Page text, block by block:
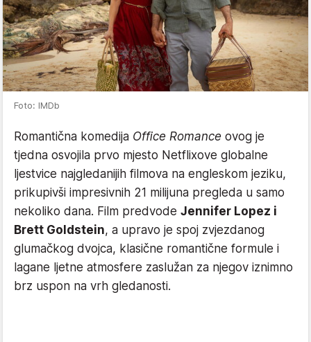
Foto: IMDb
Romantična komedija Office Romance ovog je
tjedna osvojila prvo mjesto Netflixove globalne
ljestvice najgledanijih filmova na engleskom jeziku,
prikupivši impresivnih 21 milijuna pregleda u samo
nekoliko dana. Film predvode Jennifer Lopez i
Brett Goldstein, a upravo je spoj zvjezdanog
glumačkog dvojca, klasične romantične formule i
lagane ljetne atmosfere zaslužan za njegov iznimno
brz uspon na vrh gledanosti.